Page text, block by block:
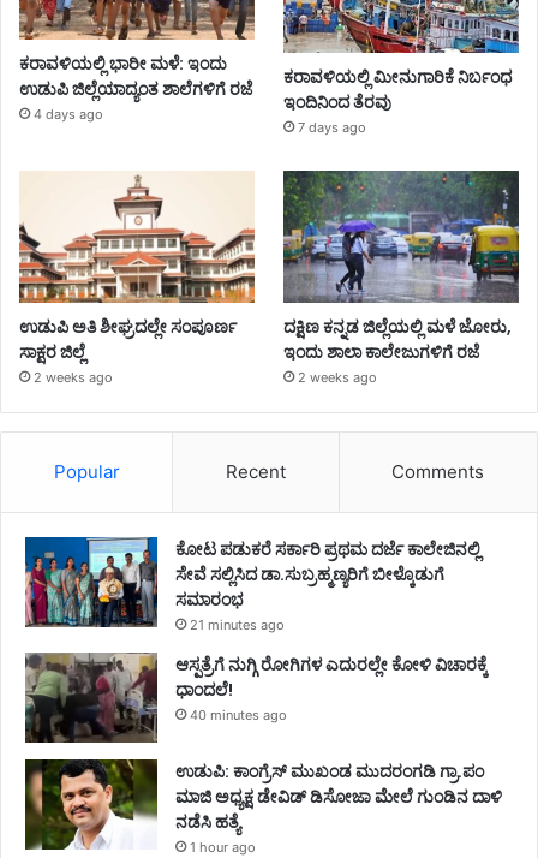
ಕರಾವಳಿಯಲ್ಲಿ ಭಾರೀ ಮಳೆ: ಇಂದು
ಉಡುಪಿ ಜಿಲ್ಲೆಯಾದ್ಯಂತ ಶಾಲೆಗಳಿಗೆ ರಜೆ
4 days ago
ಕರಾವಳಿಯಲ್ಲಿ ಮೀನುಗಾರಿಕೆ ನಿರ್ಬಂಧ
ಇಂದಿನಿಂದ ತೆರವು
7 days ago
ಉಡುಪಿ ಅತಿ ಶೀಘ್ರದಲ್ಲೇ ಸಂಪೂರ್ಣ
ಸಾಕ್ಷರ ಜಿಲ್ಲೆ
2 weeks ago
ದಕ್ಷಿಣ ಕನ್ನಡ ಜಿಲ್ಲೆಯಲ್ಲಿ ಮಳೆ ಜೋರು,
ಇಂದು ಶಾಲಾ ಕಾಲೇಜುಗಳಿಗೆ ರಜೆ
2 weeks ago
Popular Recent Comments
ಕೋಟ ಪಡುಕರೆ ಸರ್ಕಾರಿ ಪ್ರಥಮ ದರ್ಜೆ ಕಾಲೇಜಿನಲ್ಲಿ
ಸೇವೆ ಸಲ್ಲಿಸಿದ ಡಾ.ಸುಬ್ರಹ್ಮಣ್ಯರಿಗೆ ಬೀಳ್ಕೊಡುಗೆ
ಸಮಾರಂಭ
21 minutes ago
ಆಸ್ಪತ್ರೆಗೆ ನುಗ್ಗಿ ರೋಗಿಗಳ ಎದುರಲ್ಲೇ ಕೋಳಿ ವಿಚಾರಕ್ಕೆ
ಧಾಂದಲೆ!
40 minutes ago
ಉಡುಪಿ: ಕಾಂಗ್ರೆಸ್‌ ಮುಖಂಡ ಮುದರಂಗಡಿ ಗ್ರಾ.ಪಂ
ಮಾಜಿ ಅಧ್ಯಕ್ಷ ಡೇವಿಡ್‌ ಡಿಸೋಜಾ ಮೇಲೆ ಗುಂಡಿನ ದಾಳಿ
ನಡೆಸಿ ಹತ್ಯೆ
1 hour ago